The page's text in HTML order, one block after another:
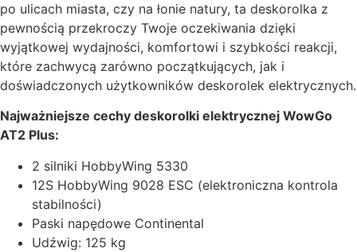
po ulicach miasta, czy na łonie natury, ta deskorolka z
pewnością przekroczy Twoje oczekiwania dzięki
wyjątkowej wydajności, komfortowi i szybkości reakcji,
które zachwycą zarówno początkujących, jak i
doświadczonych użytkowników deskorolek elektrycznych.
Najważniejsze cechy deskorolki elektrycznej WowGo
AT2 Plus:
2 silniki HobbyWing 5330
12S HobbyWing 9028 ESC (elektroniczna kontrola
stabilności)
Paski napędowe Continental
Udźwig: 125 kg